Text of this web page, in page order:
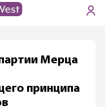
Мерца
принципа